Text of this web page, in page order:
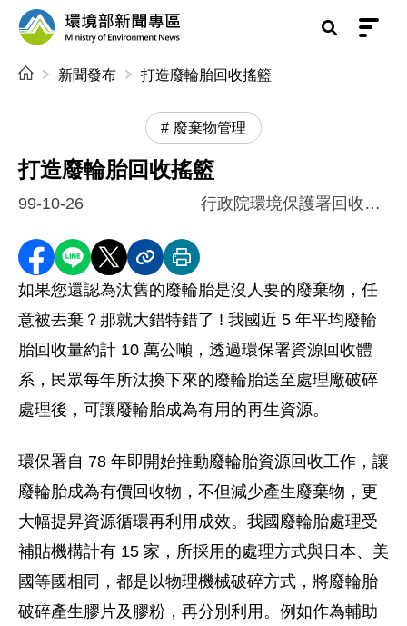
前往中央內容區塊
環境部新聞專區
新聞發布 打造廢輪胎回收搖籃
廢棄物管理
打造廢輪胎回收搖籃
99-10-26 行政院環境保護署回收基管會
分享至 Facebook
分享到 LINE
分享到 X分享內容連結
列印本頁
如果您還認為汰舊的廢輪胎是沒人要的廢棄物，任
意被丟棄？那就大錯特錯了 ! 我國近 5 年平均廢輪
胎回收量約計 10 萬公噸，透過環保署資源回收體
系，民眾每年所汰換下來的廢輪胎送至處理廠破碎
處理後，可讓廢輪胎成為有用的再生資源。
環保署自 78 年即開始推動廢輪胎資源回收工作，讓
廢輪胎成為有價回收物，不但減少產生廢棄物，更
大幅提昇資源循環再利用成效。我國廢輪胎處理受
補貼機構計有 15 家，所採用的處理方式與日本、美
國等國相同，都是以物理機械破碎方式，將廢輪胎
破碎產生膠片及膠粉，再分別利用。例如作為輔助